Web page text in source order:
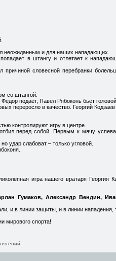
неожиданным и для наших нападающих.
в штангу и отлетает к
причиной словесной перебранки
со штангой.
подаёт, Павел Рябоконь бьёт
переросло в качество. Георгий
контролируют игру в центре.
перед собой. Первым к мячу
удар слабоват – только угловой.
игра нашего вратаря Георгия
Гумаков, Александр Вендин,
и в линии защиты, и в линии нападения,
мирового спорта!